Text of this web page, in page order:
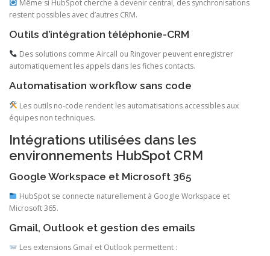
Même si HubSpot cherche à devenir central, des synchronisations
restent possibles avec d’autres CRM.
Outils d’intégration téléphonie-CRM
Des solutions comme Aircall ou Ringover peuvent enregistrer
automatiquement les appels dans les fiches contacts.
Automatisation workflow sans code
Les outils no-code rendent les automatisations accessibles aux
équipes non techniques.
Intégrations utilisées dans les
environnements HubSpot CRM
Google Workspace et Microsoft 365
HubSpot se connecte naturellement à Google Workspace et
Microsoft 365.
Gmail, Outlook et gestion des emails
Les extensions Gmail et Outlook permettent :